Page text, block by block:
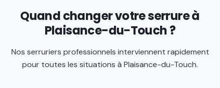
Quand changer votre serrure à
Plaisance-du-Touch ?
Nos serruriers professionnels interviennent rapidement
pour toutes les situations à Plaisance-du-Touch.